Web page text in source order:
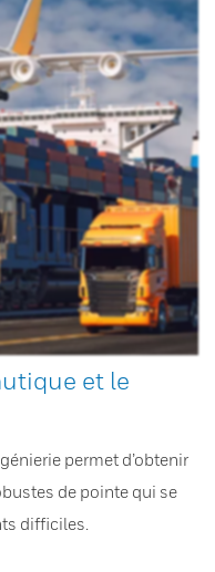
et le
permet d’obtenir
de pointe qui se
difficiles.